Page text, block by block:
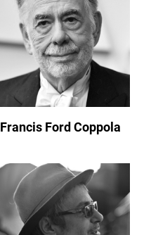
Francis Ford Coppola